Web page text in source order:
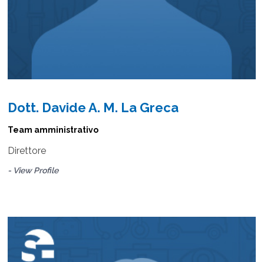
Dott. Davide A. M. La Greca
Team amministrativo
Direttore
- View Profile